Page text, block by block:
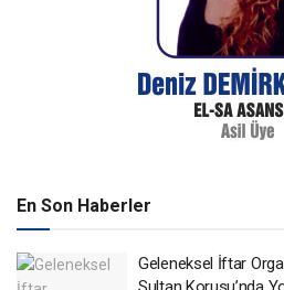
En Son Haberler
Geleneksel İftar